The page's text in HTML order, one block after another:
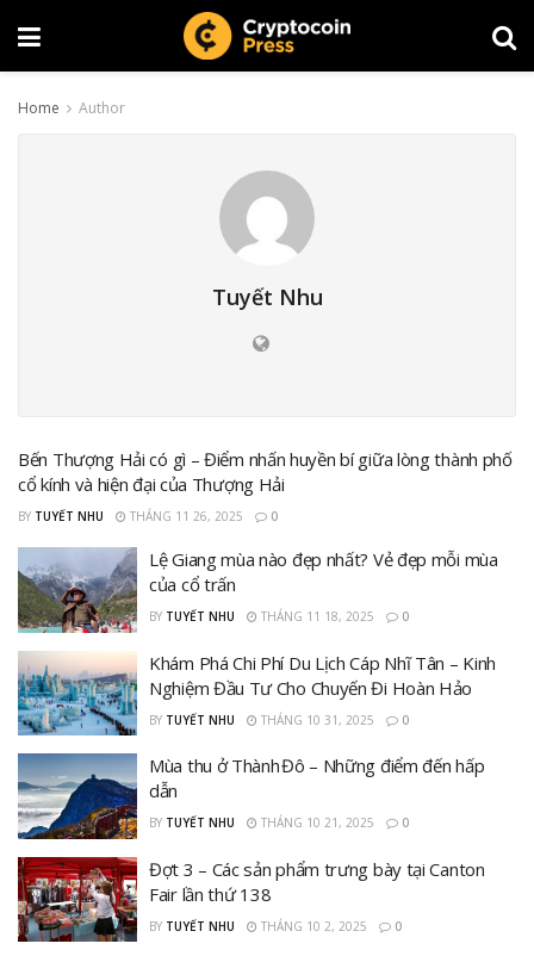
Home Author
Tuyết Nhu
Bến Thượng Hải có gì – Điểm nhấn huyền bí giữa lòng thành phố
cổ kính và hiện đại của Thượng Hải
BY TUYẾT NHU THÁNG 11 26, 2025 0
Lệ Giang mùa nào đẹp nhất? Vẻ đẹp mỗi mùa
của cổ trấn
BY TUYẾT NHU THÁNG 11 18, 2025 0
Khám Phá Chi Phí Du Lịch Cáp Nhĩ Tân – Kinh
Nghiệm Đầu Tư Cho Chuyến Đi Hoàn Hảo
BY TUYẾT NHU THÁNG 10 31, 2025 0
Mùa thu ở Thành Đô – Những điểm đến hấp
dẫn
BY TUYẾT NHU THÁNG 10 21, 2025 0
Đợt 3 – Các sản phẩm trưng bày tại Canton
Fair lần thứ 138
BY TUYẾT NHU THÁNG 10 2, 2025 0